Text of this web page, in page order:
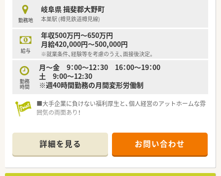
勤務地
岐阜県 揖斐郡大野町
本巣駅 (樽見鉄道樽見線)
給与
年収500万円～650万円
月給420,000円～500,000円
※就業条件、経験等を考慮のうえ、面接後決定。
勤務
時間
月～金 9：00～12：30 16：00～19：00
土 9:00～12:30
※週40時間勤務の月間変形労働制
■大手企業に負けない福利厚生と、個人経営のアットホームな雰
囲気の両面あり！
詳細を見る お問い合わせ